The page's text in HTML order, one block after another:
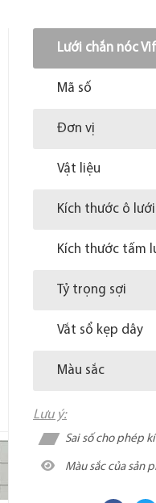
Lưới chắn nóc
Mã số
Đơn vị
Vật liệu
Kích thước ô lưới
Kích thước tấm
Tỷ trọng sợi
Vắt sổ kẹp dây
Màu sắc
Lưu ý:
Sai số cho phép
Màu sắc của sản